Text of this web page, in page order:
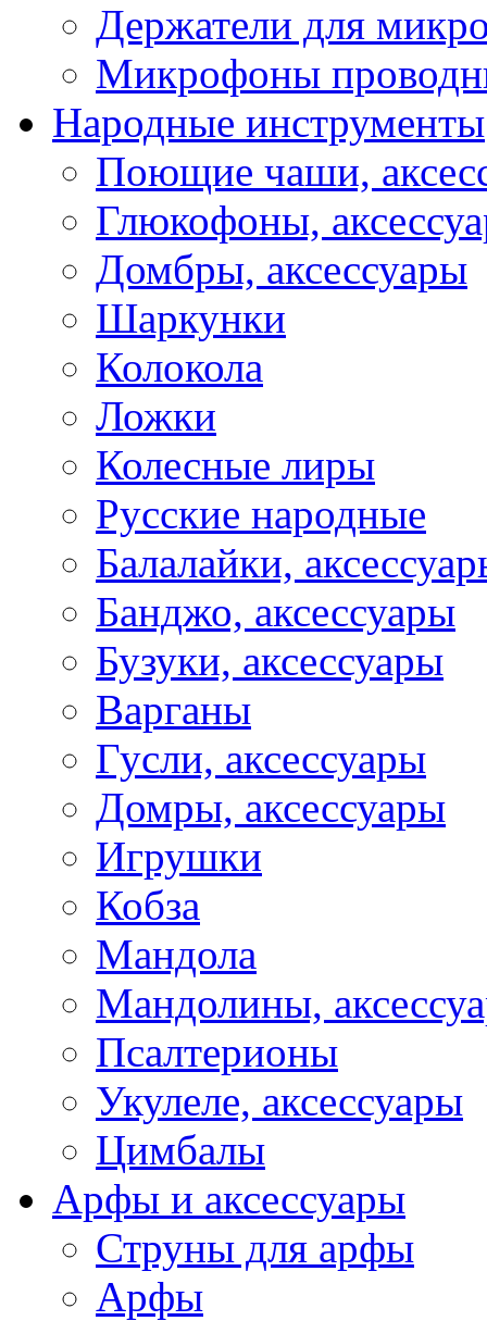
Держатели для
Микрофоны
Народные инструменты
Поющие чаши,
Глюкофоны,
Домбры, аксессуары
Шаркунки
Колокола
Ложки
Колесные лиры
Русские народные
Балалайки,
Банджо, аксессуары
Бузуки, аксессуары
Варганы
Гусли, аксессуары
Домры, аксессуары
Игрушки
Кобза
Мандола
Мандолины,
Псалтерионы
Укулеле, аксессуары
Цимбалы
Арфы и аксессуары
Струны для арфы
Арфы